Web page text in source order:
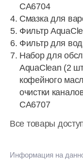
CA6704
Смазка для
Фильтр
Фильтр для
Набор для
AquaClean (2
кофейного
очистки
CA6707
Все товары
Информация на